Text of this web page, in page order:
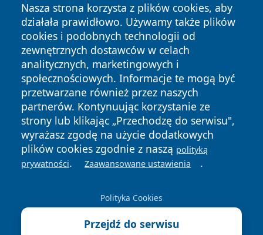
Nasza strona korzysta z plików cookies, aby
działała prawidłowo. Używamy także plików
cookies i podobnych technologii od
zewnętrznych dostawców w celach
analitycznych, marketingowych i
społecznościowych. Informacje te mogą być
przetwarzane również przez naszych
partnerów. Kontynuując korzystanie ze
strony lub klikając „Przechodzę do serwisu",
wyrażasz zgodę na użycie dodatkowych
plików cookies zgodnie z naszą polityką
prywatności. Zaawansowane ustawienia .
Polityka Cookies
Przejdź do serwisu
Copyright © 2026 oswieciminfo.pl Wszystkie prawa
zastrzeżone.
News Autorzy
Polityka
Prywatności
Polityka
Cookies